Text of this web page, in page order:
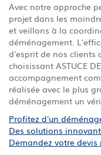
Avec notre approche
projet dans les
et veillons à la
déménagement.
d'esprit de nos clients
choisissant ASTUCE
accompagnement
réalisée avec le plus
déménagement un
Profitez d'un
Des solutions
Demandez votre